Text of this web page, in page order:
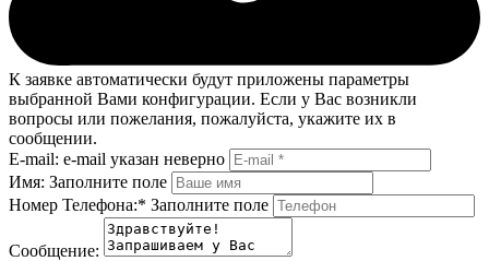
К заявке автоматически будут приложены параметры
выбранной Вами конфигурации. Если у Вас возникли
вопросы или пожелания, пожалуйста, укажите их в
сообщении.
E-mail: e-mail указан неверно
Имя: Заполните поле
Номер Телефона:* Заполните поле
Сообщение: